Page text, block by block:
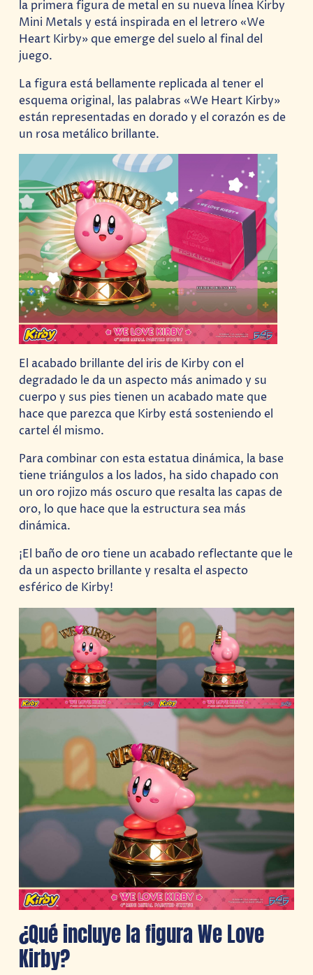
la primera figura de metal en su nueva línea Kirby
Mini Metals y está inspirada en el letrero «We
Heart Kirby» que emerge del suelo al final del
juego.
La figura está bellamente replicada al tener el
esquema original, las palabras «We Heart Kirby»
están representadas en dorado y el corazón es de
un rosa metálico brillante.
El acabado brillante del iris de Kirby con el
degradado le da un aspecto más animado y su
cuerpo y sus pies tienen un acabado mate que
hace que parezca que Kirby está sosteniendo el
cartel él mismo.
Para combinar con esta estatua dinámica, la base
tiene triángulos a los lados, ha sido chapado con
un oro rojizo más oscuro que resalta las capas de
oro, lo que hace que la estructura sea más
dinámica.
¡El baño de oro tiene un acabado reflectante que le
da un aspecto brillante y resalta el aspecto
esférico de Kirby!
¿Qué incluye la figura We Love
Kirby?